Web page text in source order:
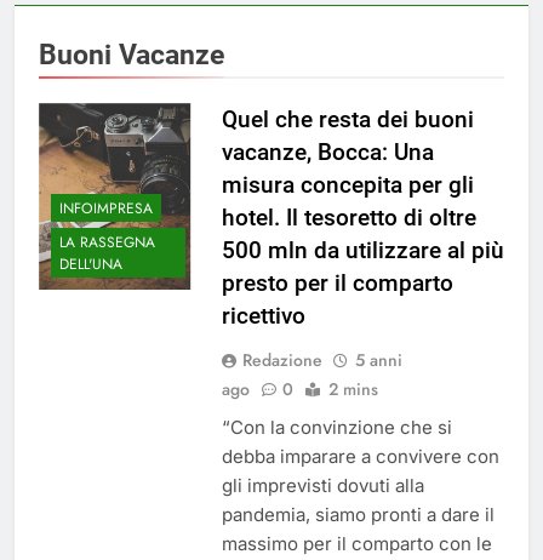
Buoni Vacanze
INFOIMPRESA
LA RASSEGNA
DELL'UNA
Quel che resta dei buoni
vacanze, Bocca: Una
misura concepita per gli
hotel. Il tesoretto di oltre
500 mln da utilizzare al più
presto per il comparto
ricettivo
Redazione
5 anni
ago
0 2 mins
“Con la convinzione che si
debba imparare a convivere con
gli imprevisti dovuti alla
pandemia, siamo pronti a dare il
massimo per il comparto con le